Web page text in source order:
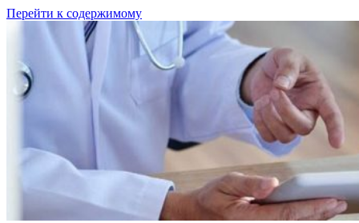
Перейти к содержимому